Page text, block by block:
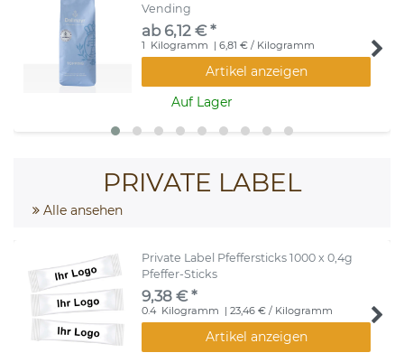
Vending
ab 6,12 € *
1 Kilogramm | 6,81 € / Kilogramm
Artikel anzeigen
Auf Lager
PRIVATE LABEL
Alle ansehen
Private Label Pfeffersticks 1000 x 0,4g
Pfeffer-Sticks
9,38 € *
0.4 Kilogramm | 23,46 € / Kilogramm
Artikel anzeigen